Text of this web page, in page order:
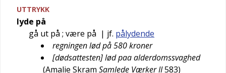
UTTRYKK
lyde på
gå ut på ; være på | jf. pålydende
regningen lød på 580 kroner
[dødsattesten] lød paa alderdomssvaghed
(Amalie Skram Samlede Værker II583)